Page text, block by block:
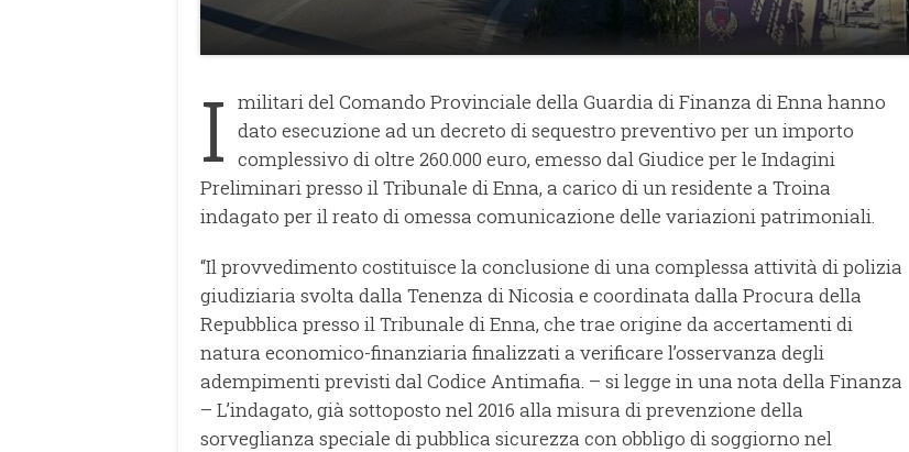
I militari del Comando Provinciale della Guardia di Finanza di Enna hanno
dato esecuzione ad un decreto di sequestro preventivo per un importo
complessivo di oltre 260.000 euro, emesso dal Giudice per le Indagini
Preliminari presso il Tribunale di Enna, a carico di un residente a Troina
indagato per il reato di omessa comunicazione delle variazioni patrimoniali.
“Il provvedimento costituisce la conclusione di una complessa attività di polizia
giudiziaria svolta dalla Tenenza di Nicosia e coordinata dalla Procura della
Repubblica presso il Tribunale di Enna, che trae origine da accertamenti di
natura economico-finanziaria finalizzati a verificare l’osservanza degli
adempimenti previsti dal Codice Antimafia. – si legge in una nota della Finanza
– L’indagato, già sottoposto nel 2016 alla misura di prevenzione della
sorveglianza speciale di pubblica sicurezza con obbligo di soggiorno nel